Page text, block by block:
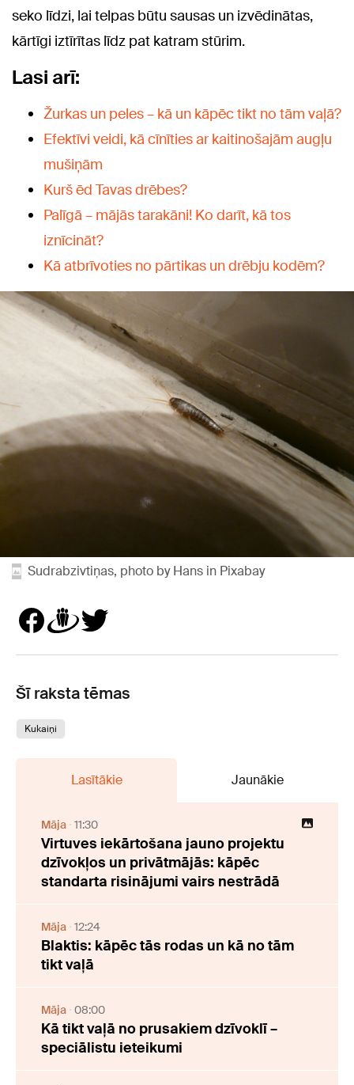
seko līdzi, lai telpas būtu sausas un izvēdinātas,
kārtīgi iztīrītas līdz pat katram stūrim.
Lasi arī:
Žurkas un peles – kā un kāpēc tikt no tām vaļā?
Efektīvi veidi, kā cīnīties ar kaitinošajām augļu
mušiņām
Kurš ēd Tavas drēbes?
Palīgā – mājās tarakāni! Ko darīt, kā tos
iznīcināt?
Kā atbrīvoties no pārtikas un drēbju kodēm?
Sudrabzivtiņas, photo by Hans in Pixabay
Šī raksta tēmas
Kukaiņi
Lasītākie Jaunākie
Māja 11:30
Virtuves iekārtošana jauno projektu
dzīvokļos un privātmājās: kāpēc
standarta risinājumi vairs nestrādā
Māja 12:24
Blaktis: kāpēc tās rodas un kā no tām
tikt vaļā
Māja 08:00
Kā tikt vaļā no prusakiem dzīvoklī –
speciālistu ieteikumi